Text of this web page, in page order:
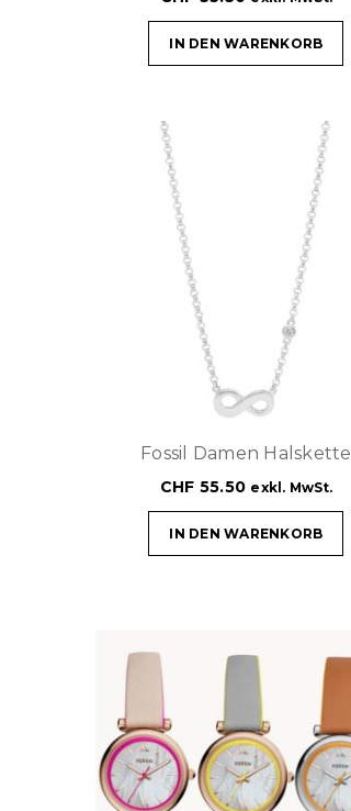
IN DEN WARENKORB
Fossil Damen Halskette
CHF 55.50 exkl. MwSt.
IN DEN WARENKORB